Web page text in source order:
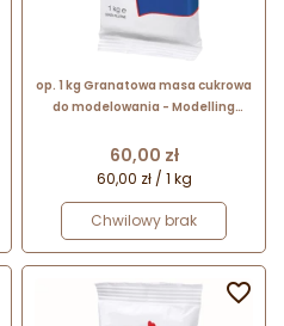
op. 1 kg Granatowa masa cukrowa
do modelowania - Modelling
elastyczna
Cena
60,00 zł
60,00 zł / 1 kg
Chwilowy brak
